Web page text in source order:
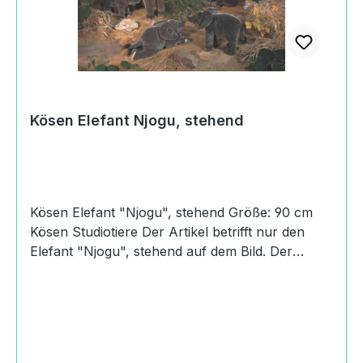
Kösen Elefant Njogu, stehend
Kösen Elefant "Njogu", stehend Größe: 90 cm
Kösen Studiotiere Der Artikel betrifft nur den
Elefant "Njogu", stehend auf dem Bild. Der